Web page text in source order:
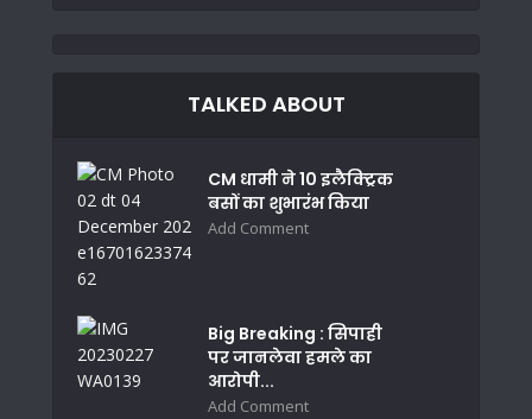
TALKED ABOUT
CM धामी ने 10 इलैक्ट्रिक
बसों का शुभारंभ किया
Add Comment
Big Breaking : सिपाही
पर जानलेवा हमले का
आरोपी...
Add Comment